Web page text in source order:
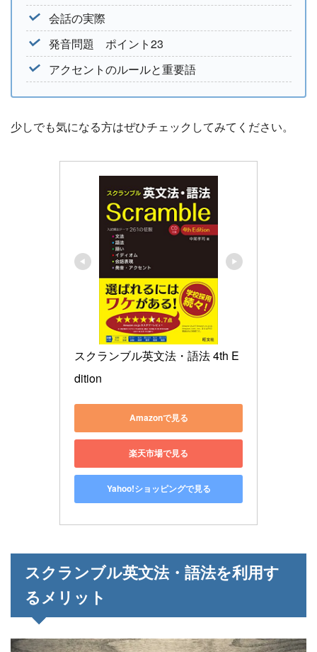
会話の実際
発音問題 ポイント23
アクセントのルールと重要語
少しでも気になる方はぜひチェックしてみてください。
スクランブル英文法・語法 4th E
dition
Amazonで見る
楽天市場で見る
Yahoo!ショッピングで見る
スクランブル英文法・語法を利用す
るメリット